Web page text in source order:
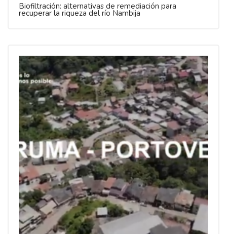
Biofiltración: alternativas de remediación para
recuperar la riqueza del río Nambija